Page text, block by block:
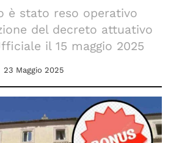
è stato reso operativo
del decreto attuativo
il 15 maggio 2025
23 Maggio 2025